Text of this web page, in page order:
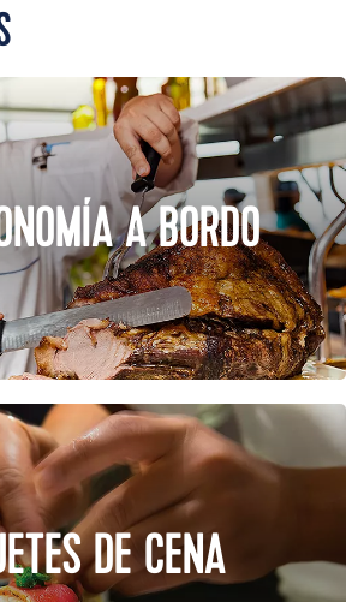
A BORDO
DE CENA